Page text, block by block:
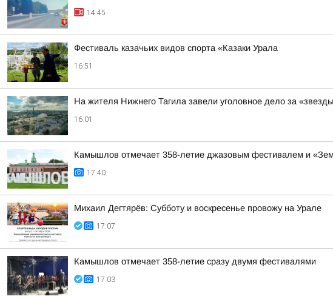
14:45
Фестиваль казачьих видов спорта «Казаки Урала
16:51
На жителя Нижнего Тагила завели уголовное дело за
16:01
Камышлов отмечает 358-летие джазовым фестивалем и
17:40
Михаил Дегтярёв: Субботу и воскресенье провожу на Урале
17:07
Камышлов отмечает 358-летие сразу двумя фестивалями
17:03